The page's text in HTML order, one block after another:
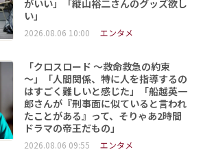
がいい」「縦山裕二さんのグッズ欲し
い」
2026.08.06 10:00 エンタメ
「クロスロード ～救命救急の約束
～」「人間関係、特に人を指導するの
はすごく難しいと感じた」「船越英一
郎さんが『刑事面に似ていると言われ
たことがある』って、そりゃあ2時間
ドラマの帝王だもの」
2026.08.06 09:55 エンタメ